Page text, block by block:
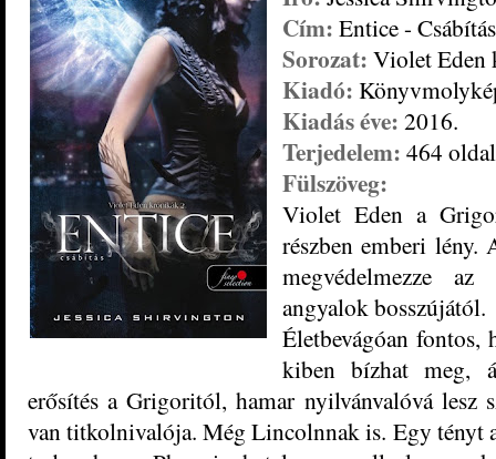
Cím: Entice - Csábítás
Sorozat: Violet Eden
Kiadó:
Kiadás éve: 2016.
Terjedelem: 464 oldal
Fülszöveg:
Violet Eden a
részben emberi lény.
megvédelmezze
angyalok bosszújától.
Életbevágóan
kiben bízhat meg,
erősítés a Grigoritól, hamar nyilvánvalóvá lesz
van titkolnivalója. Még Lincolnnak is. Egy tényt